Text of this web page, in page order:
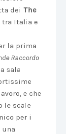
dei The
tra Italia e
la prima
Raccordo
sala
e che
le scale
per i
una